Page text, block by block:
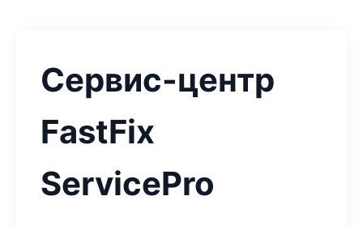
Сервис-центр
FastFix
ServicePro